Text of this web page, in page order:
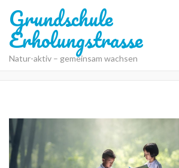
Grundschule
Erholungstrasse
Natur-aktiv – gemeinsam wachsen